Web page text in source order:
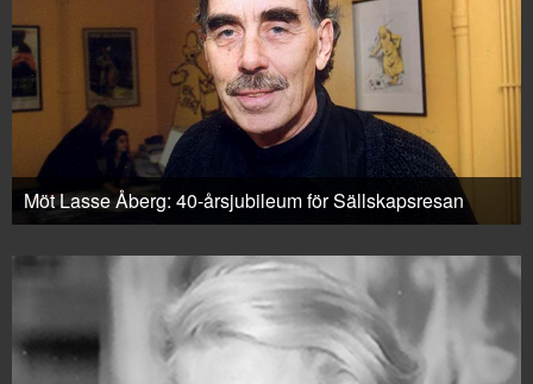
Möt Lasse Åberg: 40-årsjubileum för Sällskapsresan